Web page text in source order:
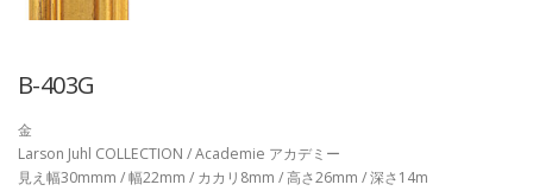
B-403G
金
Larson Juhl COLLECTION / Academie アカデミー
見え幅30mmm / 幅22mm / カカリ8mm / 高さ26mm / 深さ14m